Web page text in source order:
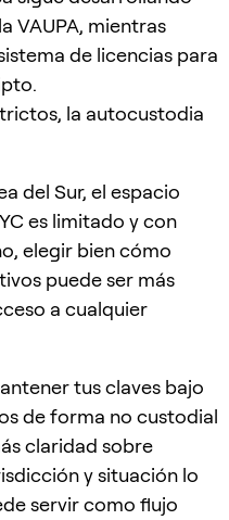
VAUPA, mientras
de licencias para
la autocustodia
del Sur, el espacio
es limitado y con
elegir bien cómo
puede ser más
a cualquier
tus claves bajo
de forma no custodial
claridad sobre
y situación lo
servir como flujo